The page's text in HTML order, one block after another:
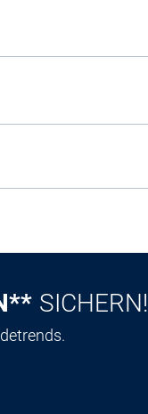
SICHERN!